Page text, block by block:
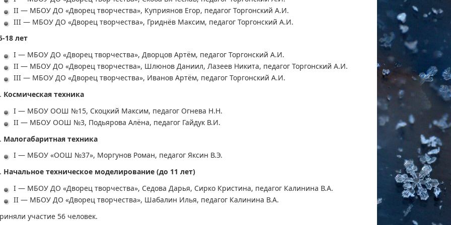
II — МБОУ ДО «Дворец творчества», Куприянов Егор, педагог Торгонский А.И.
III — МБОУ ДО «Дворец творчества», Гриднёв Максим, педагог Торгонский А.И.
18 лет
I — МБОУ ДО «Дворец творчества», Дворцов Артём, педагог Торгонский А.И.
II — МБОУ ДО «Дворец творчества», Шлюнов Даниил, Лазеев Никита, педагог Торгонский А.И.
III — МБОУ ДО «Дворец творчества», Иванов Артём, педагог Торгонский А.И.
Космическая техника
I — МБОУ ООШ №15, Скоцкий Максим, педагог Огнева Н.Н.
II — МБОУ ООШ №3, Подьярова Алёна, педагог Гайдук В.И.
Малогабаритная техника
I — МБОУ «ООШ №37», Моргунов Роман, педагог Яксин В.Э.
Начальное техническое моделирование (до 11 лет)
I — МБОУ ДО «Дворец творчества», Седова Дарья, Сирко Кристина, педагог Калинина В.А.
II — МБОУ ДО «Дворец творчества», Шабалин Илья, педагог Калинина В.А.
участие 56 человек.